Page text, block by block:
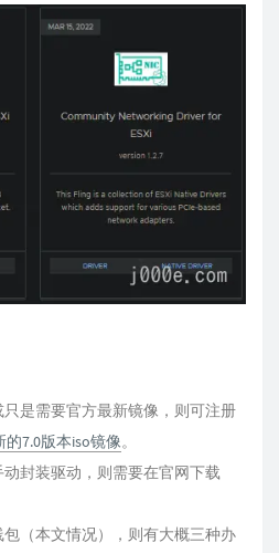
是需要官方最新镜像，则可注册
的7.0版本iso镜像。
封装驱动，则需要在官网下载
（本文情况），则有大概三种办